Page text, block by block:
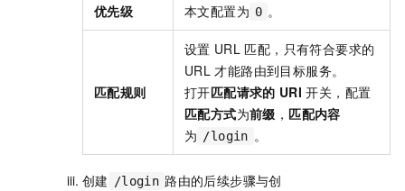
优先级 本文配置为 0 。
匹配规则
设置 URL 匹配，只有符合要求的
URL 才能路由到目标服务。
打开匹配请求的 URI 开关，配置
匹配方式为前缀 ，匹配内容
为 /login 。
创建 /login 路由的后续步骤与创